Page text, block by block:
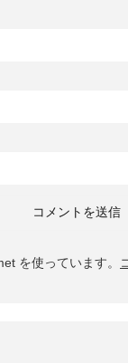
を使っています。